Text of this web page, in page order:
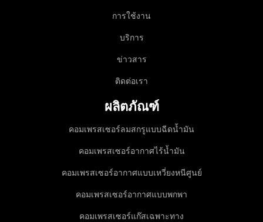
การใช้งาน
บริการ
ข่าวสาร
ติดต่อเรา
ผลิตภัณฑ์
คอมเพรสเซอร์ลมสกรูแบบฉีดน้ำมัน
คอมเพรสเซอร์อากาศไร้น้ำมัน
คอมเพรสเซอร์อากาศแบบเหวี่ยงหนีศูนย์
คอมเพรสเซอร์อากาศแบบพกพา
คอมเพรสเซอร์แก๊สเฉพาะทาง